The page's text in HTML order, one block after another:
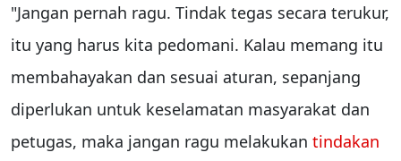
"Jangan pernah ragu. Tindak tegas secara terukur,
itu yang harus kita pedomani. Kalau memang itu
membahayakan dan sesuai aturan, sepanjang
diperlukan untuk keselamatan masyarakat dan
petugas, maka jangan ragu melakukan tindakan